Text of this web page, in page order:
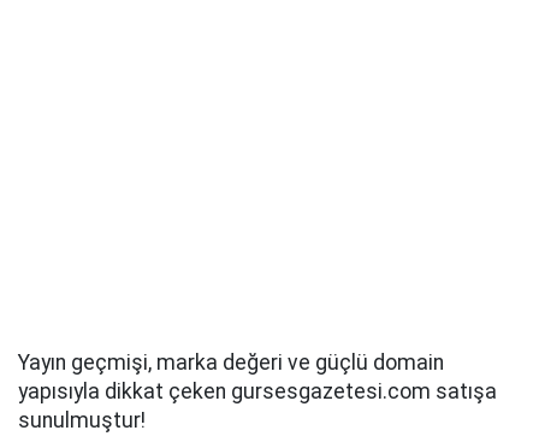
Yayın geçmişi, marka değeri ve güçlü domain
yapısıyla dikkat çeken gursesgazetesi.com satışa
sunulmuştur!